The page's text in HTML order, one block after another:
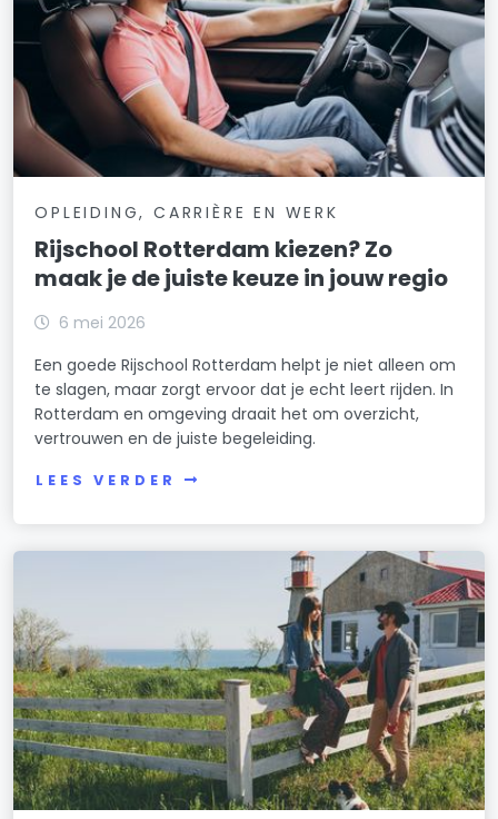
OPLEIDING, CARRIÈRE EN WERK
Rijschool Rotterdam kiezen? Zo
maak je de juiste keuze in jouw regio
6 mei 2026
Een goede Rijschool Rotterdam helpt je niet alleen om
te slagen, maar zorgt ervoor dat je echt leert rijden. In
Rotterdam en omgeving draait het om overzicht,
vertrouwen en de juiste begeleiding.
LEES VERDER